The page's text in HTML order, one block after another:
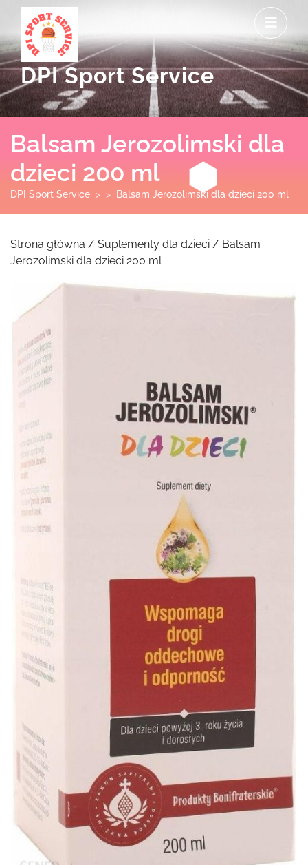
content
DPI Sport Service
Balsam Jerozolimski dla
dzieci 200 ml
DPI Sport Service > > Balsam Jerozolimski dla dzieci 200 ml
Strona główna / Suplementy dla dzieci / Balsam
Jerozolimski dla dzieci 200 ml